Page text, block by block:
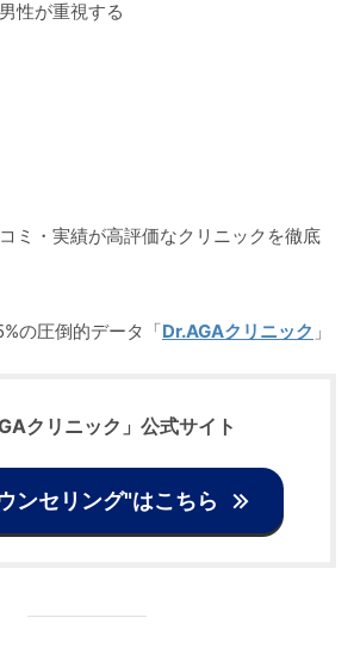
性が重視する
ミ・実績が高評価なクリニックを徹底
の圧倒的データ「Dr.AGAクリニック 」
クリニック」公式サイト
ンセリング"はこちら